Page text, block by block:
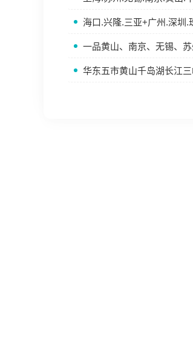
海口.兴隆.三亚+广州.深圳.
一品黄山、南京、无锡、
华东五市黄山千岛湖长江三